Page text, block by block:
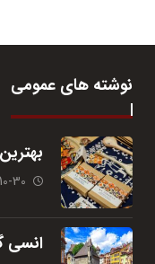
نوشته های عمومی
30
انسی